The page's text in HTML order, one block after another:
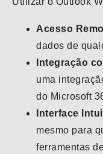
Acesso
dados de
Integração
uma
do Microsoft
Interface
mesmo para
ferramentas